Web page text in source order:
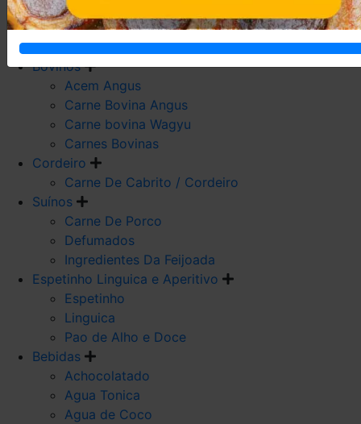
Carne De Frango
Carne De Galeto
Codorna
Bovinos
Acem Angus
Carne Bovina Angus
Carne bovina Wagyu
Carnes Bovinas
Cordeiro
Carne De Cabrito / Cordeiro
Suínos
Carne De Porco
Defumados
Ingredientes Da Feijoada
Espetinho Linguica e Aperitivo
Espetinho
Linguica
Pao de Alho e Doce
Bebidas
Achocolatado
Agua Tonica
Agua de Coco